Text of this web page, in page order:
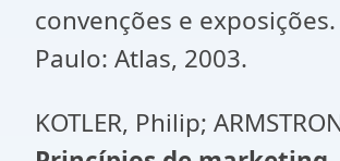
convenções e exposições.
Paulo: Atlas, 2003.
KOTLER, Philip;